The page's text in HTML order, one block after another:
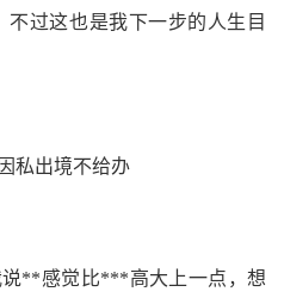
过这也是我下一步的人生目
私出境不给办
说**感觉比***高大上一点，想